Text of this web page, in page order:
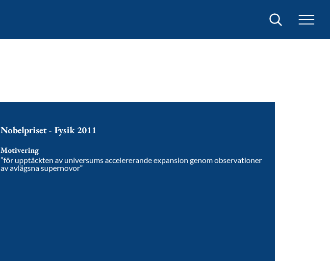
Sök
Nobelpriset - Fysik 2011
Motivering
”för upptäckten av universums accelererande expansion genom observationer
av avlägsna supernovor”